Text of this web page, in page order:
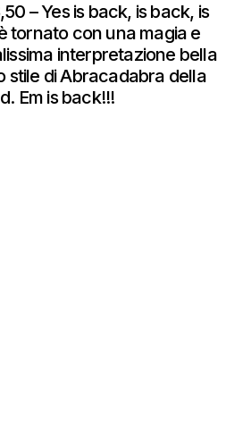
– Yes is back, is back, is
tornato con una magia e
interpretazione bella
stile di Abracadabra della
Em is back!!!